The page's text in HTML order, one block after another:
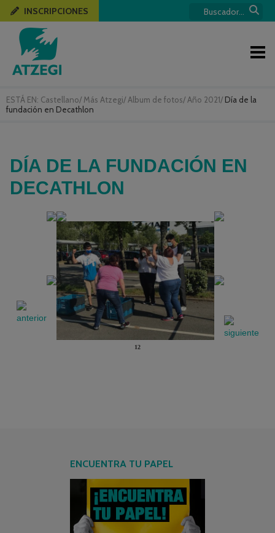
ESTÁ EN: Castellano/ Más Atzegi/ Album de fotos/ Año 2021/ Día de la
fundación en Decathlon
INSCRIPCIONES
DÍA DE LA FUNDACIÓN EN
DECATHLON
12
ENCUENTRA TU PAPEL